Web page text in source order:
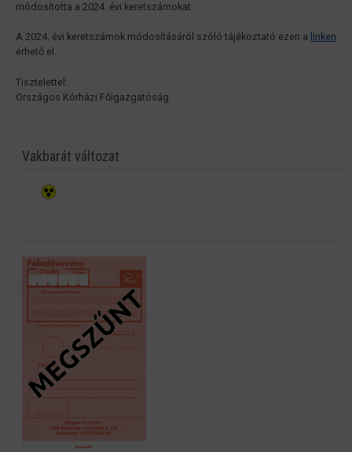
módosította a 2024. évi keretszámokat.
A 2024. évi keretszámok módosításáról szóló tájékoztató ezen a linken
érhető el.
Tisztelettel:
Országos Kórházi Főigazgatóság
Vakbarát változat